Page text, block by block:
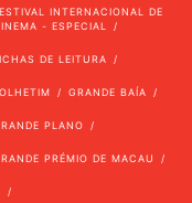
INTERNACIONAL DE
- ESPECIAL
DE LEITURA
GRANDE BAÍA
PLANO
PRÉMIO DE MACAU